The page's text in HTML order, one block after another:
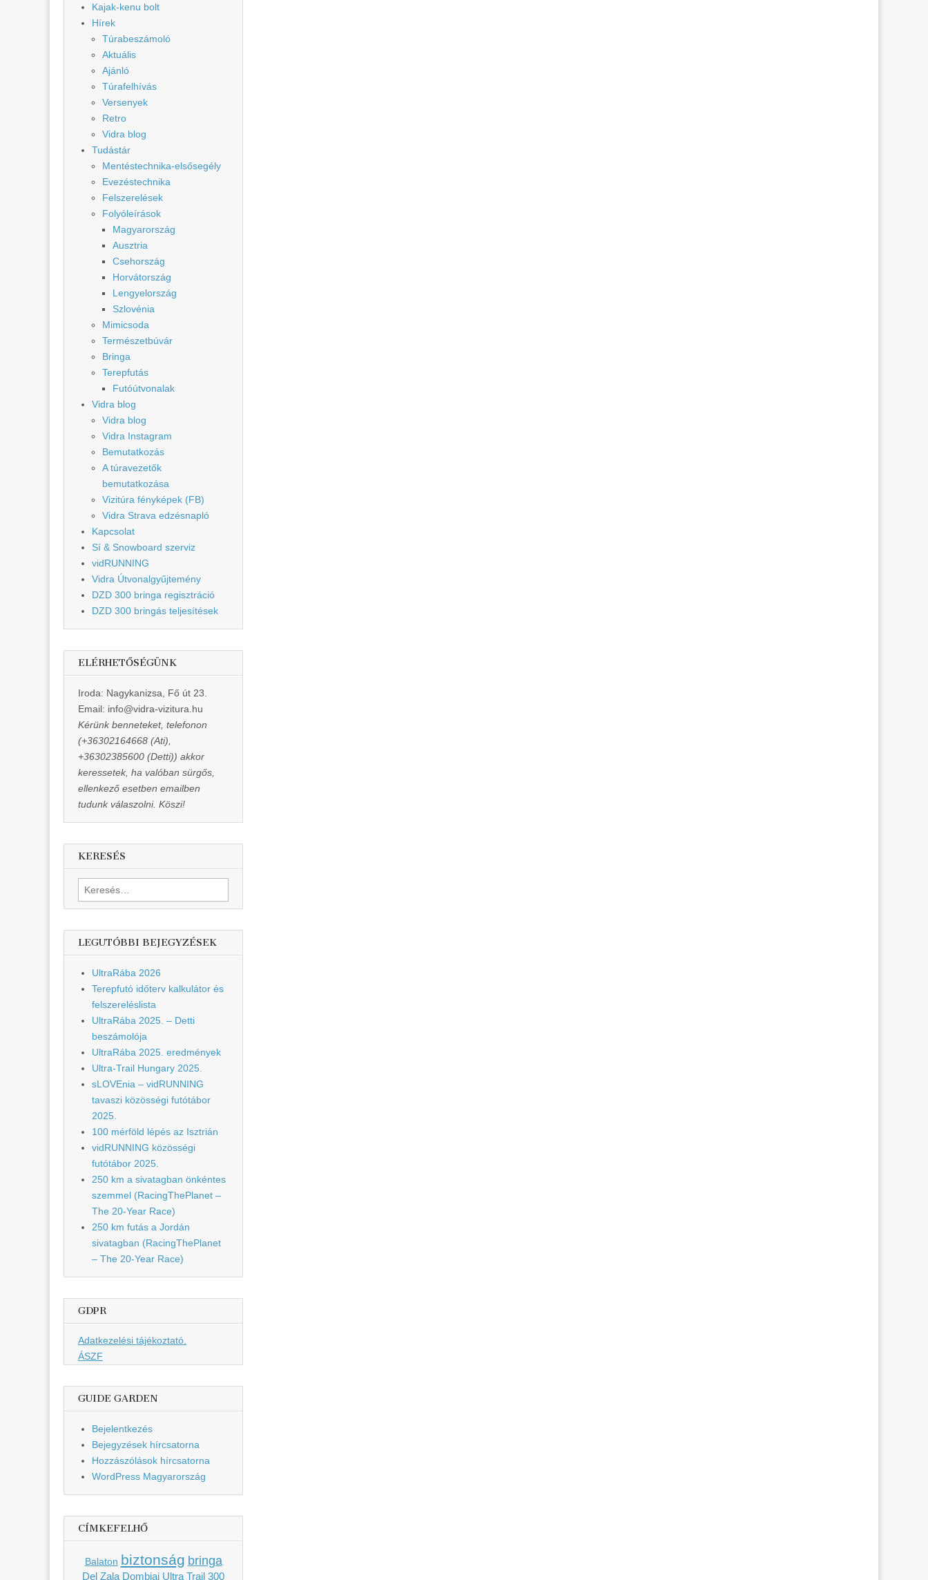
Kajak-kenu bolt
Hírek
Túrabeszámoló
Aktuális
Ajánló
Túrafelhívás
Versenyek
Retro
Vidra blog
Tudástár
Mentéstechnika-elsősegély
Evezéstechnika
Felszerelések
Folyóleírások
Magyarország
Ausztria
Csehország
Horvátország
Lengyelország
Szlovénia
Mimicsoda
Természetbúvár
Bringa
Terepfutás
Futóútvonalak
Vidra blog
Vidra blog
Vidra Instagram
Bemutatkozás
A túravezetők
bemutatkozása
Vizitúra fényképek (FB)
Vidra Strava edzésnapló
Kapcsolat
Sí & Snowboard szerviz
vidRUNNING
Vidra Útvonalgyűjtemény
DZD 300 bringa regisztráció
DZD 300 bringás teljesítések
ELÉRHETŐSÉGÜNK
Iroda: Nagykanizsa, Fő út 23.
Email: info@vidra-vizitura.hu
Kérünk benneteket, telefonon
(+36302164668 (Ati),
+36302385600 (Detti)) akkor
keressetek, ha valóban sürgős,
ellenkező esetben emailben
tudunk válaszolni. Köszi!
KERESÉS
Keresés:
LEGUTÓBBI BEJEGYZÉSEK
UltraRába 2026
Terepfutó időterv kalkulátor és
felszereléslista
UltraRába 2025. – Detti
beszámolója
UltraRába 2025. eredmények
Ultra-Trail Hungary 2025.
sLOVEnia – vidRUNNING
tavaszi közösségi futótábor
2025.
100 mérföld lépés az Isztrián
vidRUNNING közösségi
futótábor 2025.
250 km a sivatagban önkéntes
szemmel (RacingThePlanet –
The 20-Year Race)
250 km futás a Jordán
sivatagban (RacingThePlanet
– The 20-Year Race)
GDPR
Adatkezelési tájékoztató.
ÁSZF
GUIDE GARDEN
Bejelentkezés
Bejegyzések hírcsatorna
Hozzászólások hírcsatorna
WordPress Magyarország
CÍMKEFELHŐ
Balaton biztonság bringa
Del Zala Dombjai Ultra Trail 300